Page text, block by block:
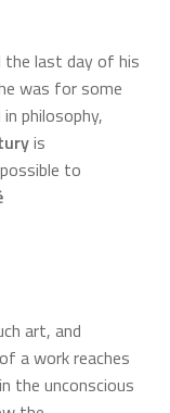
last day of his
was for some
philosophy,
is
to
art, and
a work reaches
the unconscious